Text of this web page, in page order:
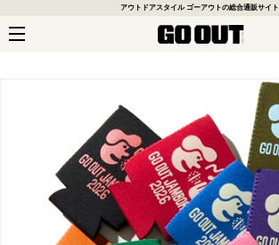
アウトドアスタイル ゴーアウトの総合通販サイト